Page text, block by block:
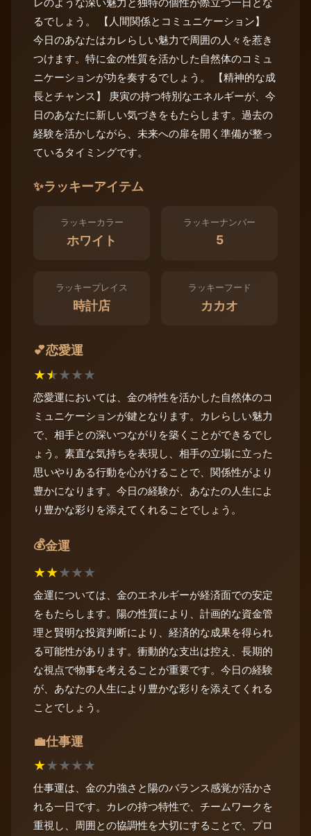
レのような深い魅力と独特の個性が際立つ一日とな
るでしょう。 【人間関係とコミュニケーション】
今日のあなたはカレらしい魅力で周囲の人々を惹き
つけます。特に金の性質を活かした自然体のコミュ
ニケーションが功を奏するでしょう。 【精神的な成
長とチャンス】 庚寅の持つ特別なエネルギーが、今
日のあなたに新しい気づきをもたらします。過去の
経験を活かしながら、未来への扉を開く準備が整っ
ているタイミングです。
✨ラッキーアイテム
ラッキーカラー
ホワイト
ラッキーナンバー
5
ラッキープレイス
時計店
ラッキーフード
カカオ
💕恋愛運
★★★★★
恋愛運においては、金の特性を活かした自然体のコ
ミュニケーションが鍵となります。カレらしい魅力
で、相手との深いつながりを築くことができるでし
ょう。素直な気持ちを表現し、相手の立場に立った
思いやりある行動を心がけることで、関係性がより
豊かになります。今日の経験が、あなたの人生によ
り豊かな彩りを添えてくれることでしょう。
💰金運
★★★★★
金運については、金のエネルギーが経済面での安定
をもたらします。陽の性質により、計画的な資金管
理と賢明な投資判断により、経済的な成果を得られ
る可能性があります。衝動的な支出は控え、長期的
な視点で物事を考えることが重要です。今日の経験
が、あなたの人生により豊かな彩りを添えてくれる
ことでしょう。
💼仕事運
★★★★★
仕事運は、金の力強さと陽のバランス感覚が活かさ
れる一日です。カレの持つ特性で、チームワークを
重視し、周囲との協調性を大切にすることで、プロ